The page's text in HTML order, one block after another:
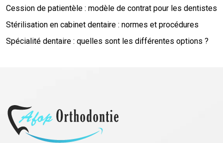
Cession de patientèle : modèle de contrat pour les dentistes
Stérilisation en cabinet dentaire : normes et procédures
Spécialité dentaire : quelles sont les différentes options ?